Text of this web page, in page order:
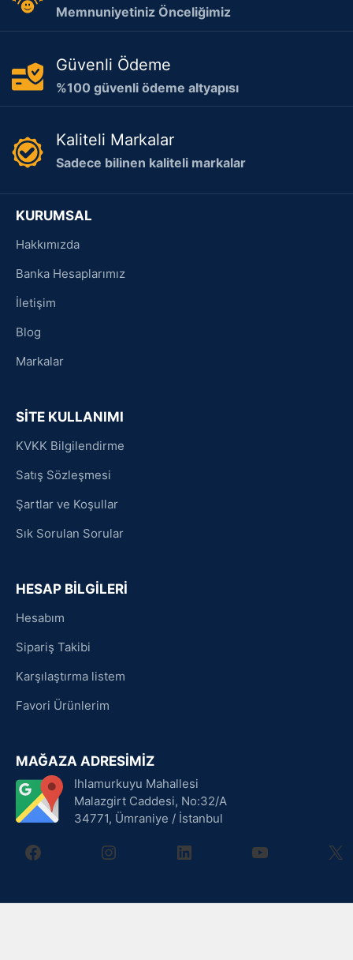
Memnuniyetiniz Önceliğimiz
Güvenli Ödeme
%100 güvenli ödeme altyapısı
Kaliteli Markalar
Sadece bilinen kaliteli markalar
KURUMSAL
Hakkımızda
Banka Hesaplarımız
İletişim
Blog
Markalar
SİTE KULLANIMI
KVKK Bilgilendirme
Satış Sözleşmesi
Şartlar ve Koşullar
Sık Sorulan Sorular
HESAP BİLGİLERİ
Hesabım
Sipariş Takibi
Karşılaştırma listem
Favori Ürünlerim
MAĞAZA ADRESİMİZ
Ihlamurkuyu Mahallesi
Malazgirt Caddesi, No:32/A
34771, Ümraniye / İstanbul
facebookinstagramlinkedin youtube X